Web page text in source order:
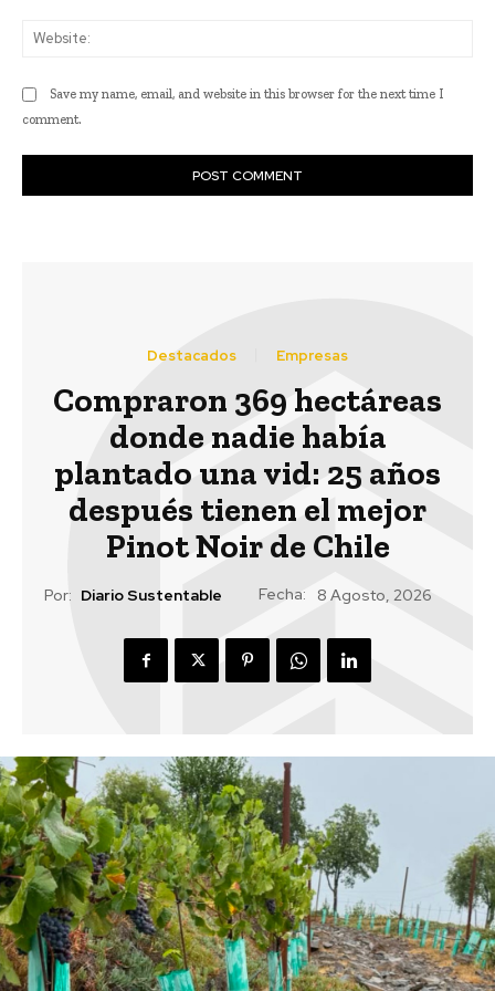
Save my name, email, and website in this browser for the next time I
comment.